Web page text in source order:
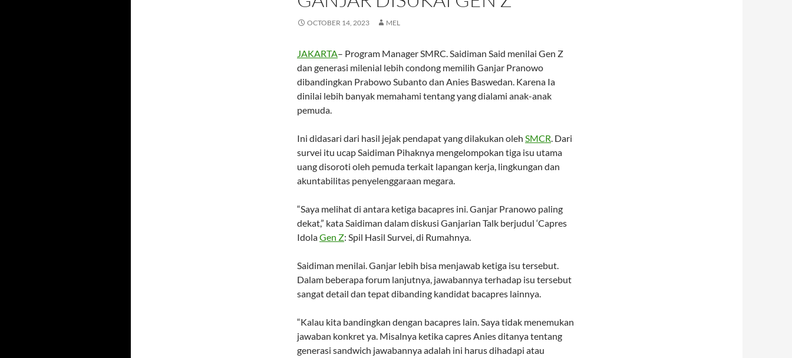
OCTOBER 14, 2023 MEL
JAKARTA– Program Manager SMRC. Saidiman Said menilai Gen Z
dan generasi milenial lebih condong memilih Ganjar Pranowo
dibandingkan Prabowo Subanto dan Anies Baswedan. Karena Ia
dinilai lebih banyak memahami tentang yang dialami anak-anak
pemuda.
Ini didasari dari hasil jejak pendapat yang dilakukan oleh SMCR. Dari
survei itu ucap Saidiman Pihaknya mengelompokan tiga isu utama
uang disoroti oleh pemuda terkait lapangan kerja, lingkungan dan
akuntabilitas penyelenggaraan megara.
“Saya melihat di antara ketiga bacapres ini. Ganjar Pranowo paling
dekat,” kata Saidiman dalam diskusi Ganjarian Talk berjudul ‘Capres
IdolaGen Z: Spil Hasil Survei, di Rumahnya.
Saidiman menilai. Ganjar lebih bisa menjawab ketiga isu tersebut.
Dalam beberapa forum lanjutnya, jawabannya terhadap isu tersebut
sangat detail dan tepat dibanding kandidat bacapres lainnya.
“Kalau kita bandingkan dengan bacapres lain. Saya tidak menemukan
jawaban konkret ya. Misalnya ketika capres Anies ditanya tentang
generasi sandwich jawabannya adalah ini harus dihadapi atau